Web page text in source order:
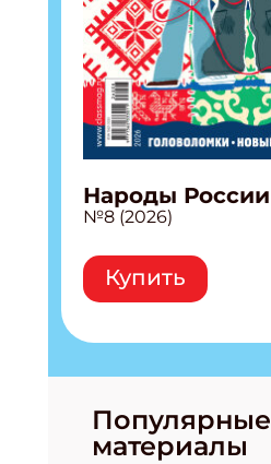
Народы России
№8 (2026)
Купить
Популярные
материалы